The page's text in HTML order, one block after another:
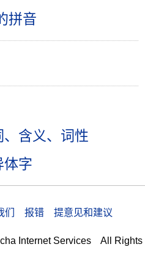
拼音
含义、词性
体字
们 报错 提意见和建议
Internet Services All Rights